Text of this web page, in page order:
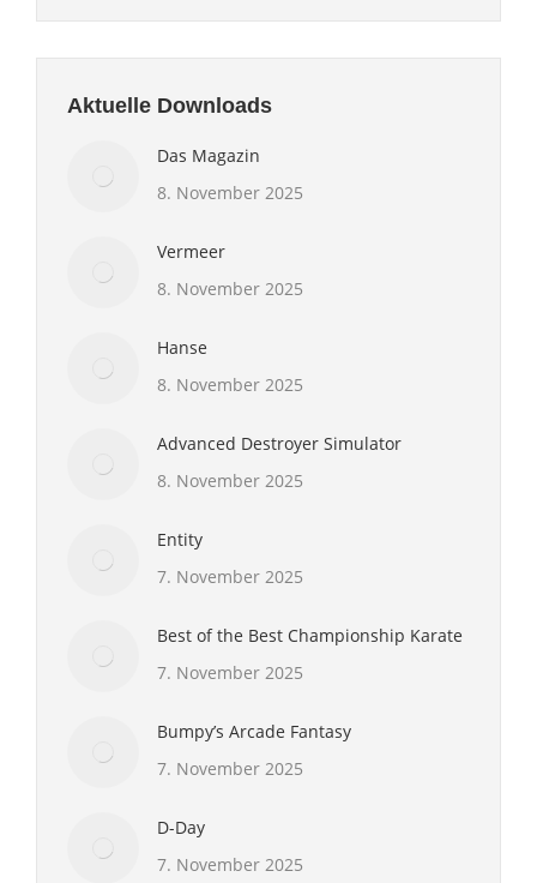
Aktuelle Downloads
Das Magazin
8. November 2025
Vermeer
8. November 2025
Hanse
8. November 2025
Advanced Destroyer Simulator
8. November 2025
Entity
7. November 2025
Best of the Best Championship Karate
7. November 2025
Bumpy’s Arcade Fantasy
7. November 2025
D-Day
7. November 2025